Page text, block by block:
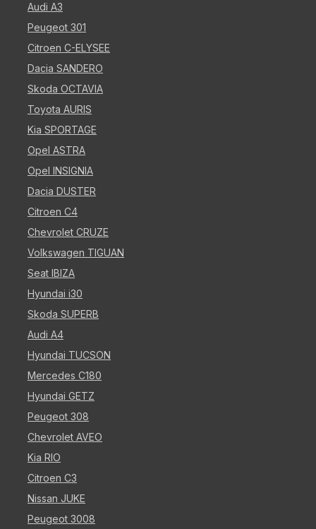
Audi A3
Peugeot 301
Citroen C-ELYSEE
Dacia SANDERO
Skoda OCTAVIA
Toyota AURIS
Kia SPORTAGE
Opel ASTRA
Opel INSIGNIA
Dacia DUSTER
Citroen C4
Chevrolet CRUZE
Volkswagen TIGUAN
Seat IBIZA
Hyundai i30
Skoda SUPERB
Audi A4
Hyundai TUCSON
Mercedes C180
Hyundai GETZ
Peugeot 308
Chevrolet AVEO
Kia RIO
Citroen C3
Nissan JUKE
Peugeot 3008